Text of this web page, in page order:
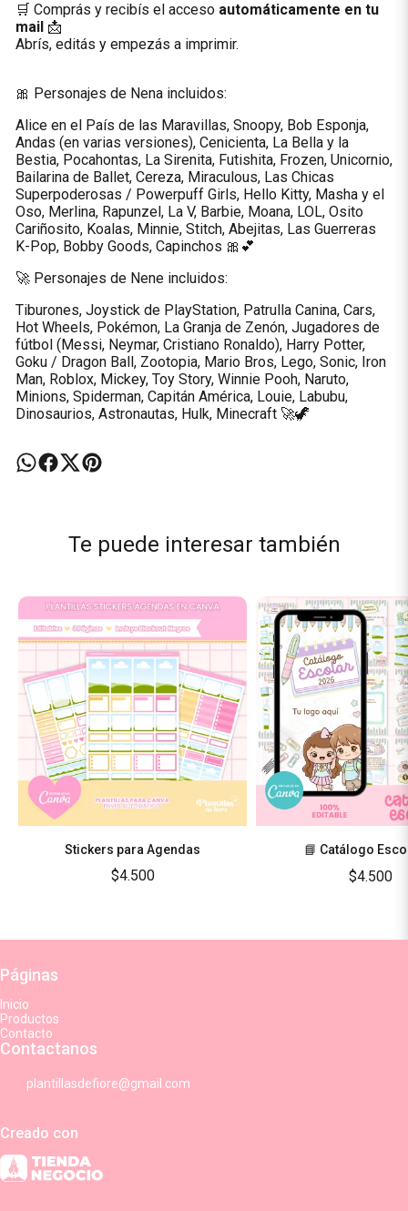
🛒 Comprás y recibís el acceso automáticamente en tu
mail 📩
Abrís, editás y empezás a imprimir.
🎀 Personajes de Nena incluidos:
Alice en el País de las Maravillas, Snoopy, Bob Esponja,
Andas (en varias versiones), Cenicienta, La Bella y la
Bestia, Pocahontas, La Sirenita, Futishita, Frozen, Unicornio,
Bailarina de Ballet, Cereza, Miraculous, Las Chicas
Superpoderosas / Powerpuff Girls, Hello Kitty, Masha y el
Oso, Merlina, Rapunzel, La V, Barbie, Moana, LOL, Osito
Cariñosito, Koalas, Minnie, Stitch, Abejitas, Las Guerreras
K-Pop, Bobby Goods, Capinchos 🎀💕
🚀 Personajes de Nene incluidos:
Tiburones, Joystick de PlayStation, Patrulla Canina, Cars,
Hot Wheels, Pokémon, La Granja de Zenón, Jugadores de
fútbol (Messi, Neymar, Cristiano Ronaldo), Harry Potter,
Goku / Dragon Ball, Zootopia, Mario Bros, Lego, Sonic, Iron
Man, Roblox, Mickey, Toy Story, Winnie Pooh, Naruto,
Minions, Spiderman, Capitán América, Louie, Labubu,
Dinosaurios, Astronautas, Hulk, Minecraft 🚀🦖
Te puede interesar también
Stickers para Agendas
$4.500
📘 Catálogo
$4.500
Páginas
Inicio
Productos
Contacto
Contactanos
plantillasdefiore@gmail.com
Creado con